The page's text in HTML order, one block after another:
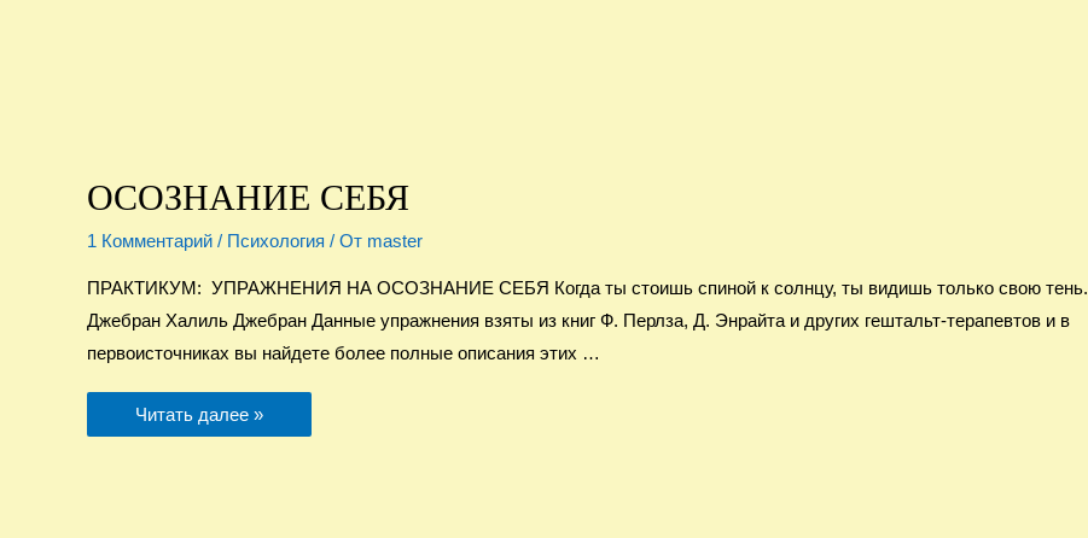
ОСОЗНАНИЕ СЕБЯ
1 Комментарий / Психология / От master
ПРАКТИКУМ: УПРАЖНЕНИЯ НА ОСОЗНАНИЕ СЕБЯ Когда ты стоишь спиной к солнцу, ты видишь только свою тень.
Джебран Халиль Джебран Данные упражнения взяты из книг Ф. Перлза, Д. Энрайта и других гештальт-терапевтов и в
первоисточниках вы найдете более полные описания этих …
ОСОЗНАНИЕ
СЕБЯ
Читать далее »